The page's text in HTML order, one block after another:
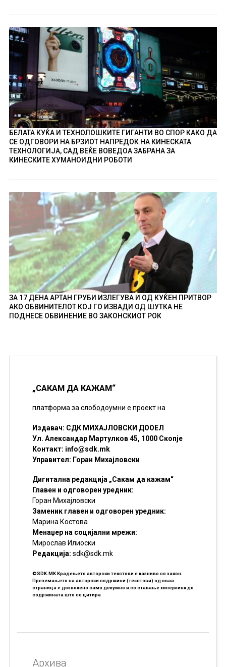
БЕЛАТА КУЌА И ТЕХНОЛОШКИТЕ ГИГАНТИ ВО СПОР КАКО ДА
СЕ ОДГОВОРИ НА БРЗИОТ НАПРЕДОК НА КИНЕСКАТА
ТЕХНОЛОГИЈА, САД ВЕЌЕ ВОВЕДОА ЗАБРАНА ЗА
КИНЕСКИТЕ ХУМАНОИДНИ РОБОТИ
ЗА 17 ДЕНА АРТАН ГРУБИ ИЗЛЕГУВА И ОД КУЌЕН ПРИТВОР
АКО ОБВИНИТЕЛОТ КОЈ ГО ИЗВАДИ ОД ШУТКА НЕ
ПОДНЕСЕ ОБВИНЕНИЕ ВО ЗАКОНСКИОТ РОК
„САКАМ ДА КАЖАМ“
платформа за слободоумни е проект на
Издавач: СДК МИХАЈЛОВСКИ ДООЕЛ
Ул. Александар Мартулков 45, 1000 Скопје
Контакт: info@sdk.mk
Управител: Горан Михајловски
Дигитална редакција „Сакам да кажам“
Главен и одговорен уредник:
Горан Михајловски
Заменик главен и одговорен уредник:
Марина Костова
Менаџер на социјални мрежи:
Мирослав Илиоски
Редакцијa: sdk@sdk.mk
©SDK.MK Крадењето авторски текстови е казниво со закон.
Преземањето на авторски содржини (текстови) од оваа
страница е дозволено само делумно и со ставање хиперлинк до
содржината што се цитира
Архива